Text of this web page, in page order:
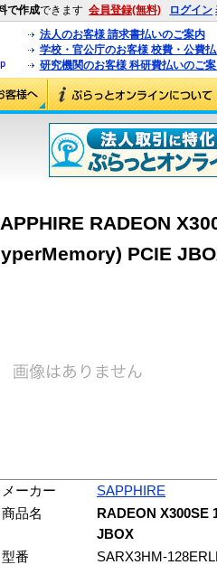
で作成できます 会員登録(無料) ログイン
法人のお客様 請求書払いのご案内
学校・官公庁のお客様 校費・公費
研究機関のお客様 科研費払いのご
RADEON
PCIE
メーカー
SAPPHIRE
商品名
RADEON X300SE
JBOX
型番
SARX3HM-